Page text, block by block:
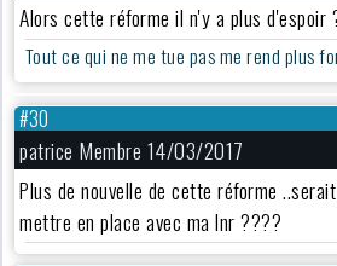
Alors cette réforme il n'y a plus d'espoir
Tout ce qui ne me tue pas me rend plus
#30
patrice Membre 14/03/2017
Plus de nouvelle de cette réforme
mettre en place avec ma lnr ????